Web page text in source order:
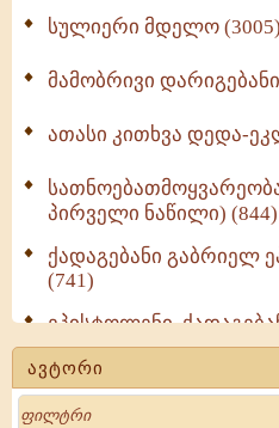
სულიერი მდელო (3005)
მამობრივი
ათასი კითხვა დედა-
პირველი ნაწილი) (844)
ქადაგებანი გაბრიელ
(741)
ეპისტოლენი,
(723)
მოძღვრის ძალზე
მრევლისათვის (545)
ავტორი
Search